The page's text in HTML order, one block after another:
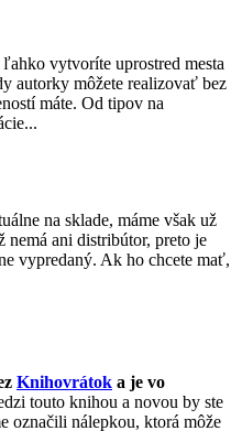
vytvoríte uprostred mesta
autorky môžete realizovať bez
máte. Od tipov na
na sklade, máme však už
nemá ani distribútor, preto je
vypredaný. Ak ho chcete mať,
Knihovrátok a je vo
touto knihou a novou by ste
označili nálepkou, ktorá môže